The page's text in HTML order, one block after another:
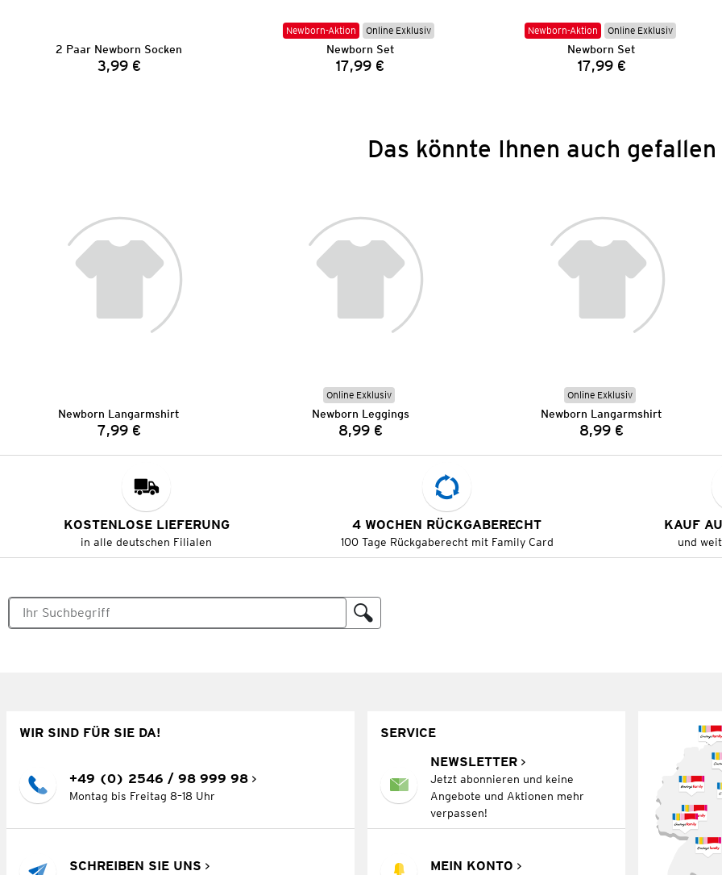
2 Paar Newborn Socken
Preis:
3,99 €
Newborn-Aktion Online Exklusiv
Newborn Set
Preis:
17,99 €
Newborn-Aktion Online Exklusiv
Newborn Set
Preis:
17,99 €
Das könnte Ihnen auch gefallen
Newborn Langarmshirt
Preis:
7,99 €
Online Exklusiv
Newborn Leggings
Preis:
8,99 €
Online Exklusiv
Newborn Langarmshirt
Preis:
8,99 €
KOSTENLOSE LIEFERUNG
in alle deutschen Filialen
4 WOCHEN RÜCKGABERECHT
100 Tage Rückgaberecht mit Family Card
KAUF
und
WIR SIND FÜR SIE DA!
+49 (0) 2546 / 98 999 98
Montag bis Freitag 8–18 Uhr
SCHREIBEN SIE UNS
SERVICE
NEWSLETTER
Jetzt abonnieren und keine
Angebote und Aktionen mehr
verpassen!
MEIN KONTO